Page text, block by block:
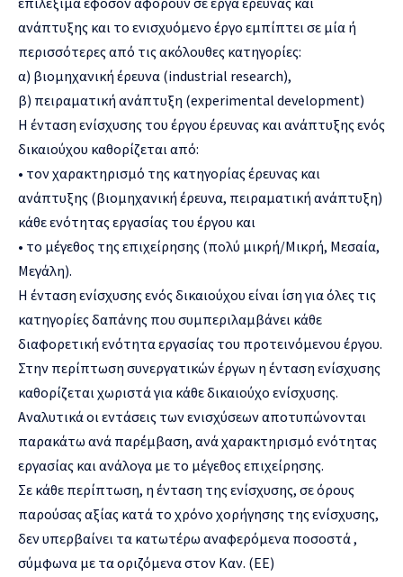
ανάπτυξης και το ενισχυόμενο έργο εμπίπτει σε μία ή
περισσότερες από τις ακόλουθες κατηγορίες:
α) βιομηχανική έρευνα (industrial research),
β) πειραματική ανάπτυξη (experimental development)
Η ένταση ενίσχυσης του έργου έρευνας και ανάπτυξης ενός
δικαιούχου καθορίζεται από:
• τον χαρακτηρισμό της κατηγορίας έρευνας και
ανάπτυξης (βιομηχανική έρευνα, πειραματική ανάπτυξη)
κάθε ενότητας εργασίας του έργου και
• το μέγεθος της επιχείρησης (πολύ μικρή/Μικρή, Μεσαία,
Μεγάλη).
Η ένταση ενίσχυσης ενός δικαιούχου είναι ίση για όλες τις
κατηγορίες δαπάνης που συμπεριλαμβάνει κάθε
διαφορετική ενότητα εργασίας του προτεινόμενου έργου.
Στην περίπτωση συνεργατικών έργων η ένταση ενίσχυσης
καθορίζεται χωριστά για κάθε δικαιούχο ενίσχυσης.
Αναλυτικά οι εντάσεις των ενισχύσεων αποτυπώνονται
παρακάτω ανά παρέμβαση, ανά χαρακτηρισμό ενότητας
εργασίας και ανάλογα με το μέγεθος επιχείρησης.
Σε κάθε περίπτωση, η ένταση της ενίσχυσης, σε όρους
παρούσας αξίας κατά το χρόνο χορήγησης της ενίσχυσης,
δεν υπερβαίνει τα κατωτέρω αναφερόμενα ποσοστά ,
σύμφωνα με τα οριζόμενα στον Καν. (ΕΕ)